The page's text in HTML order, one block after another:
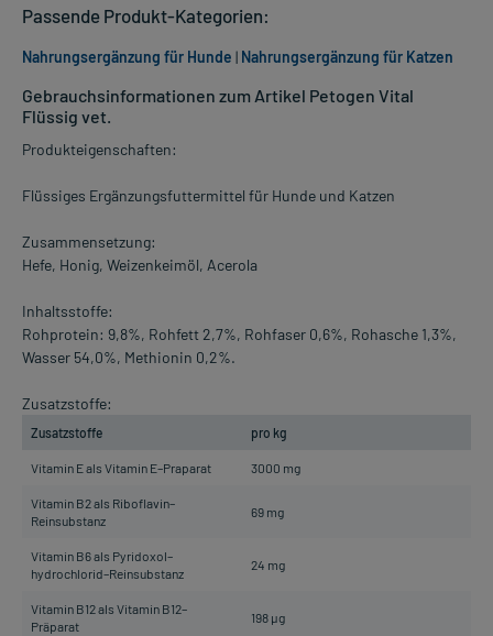
Gebrauchsinformationen zum Artikel Petogen Vital
Flüssig vet.
Produkteigenschaften:
Flüssiges Ergänzungsfuttermittel für Hunde und Katzen
Zusammensetzung:
Hefe, Honig, Weizenkeimöl, Acerola
Inhaltsstoffe:
Rohprotein: 9,8%, Rohfett 2,7%, Rohfaser 0,6%, Rohasche 1,3%,
Wasser 54,0%, Methionin 0,2%.
Zusatzstoffe:
Zusatzstoffe pro kg
Vitamin E als Vitamin E–Praparat 3000 mg
Vitamin B2 als Riboflavin–
Reinsubstanz
69 mg
Vitamin B6 als Pyridoxol–
hydrochlorid–Reinsubstanz
24 mg
Vitamin B12 als Vitamin B12–
Präparat
198 µg
Passende Produkt-Kategorien:
Nahrungsergänzung für Hunde | Nahrungsergänzung für Katzen